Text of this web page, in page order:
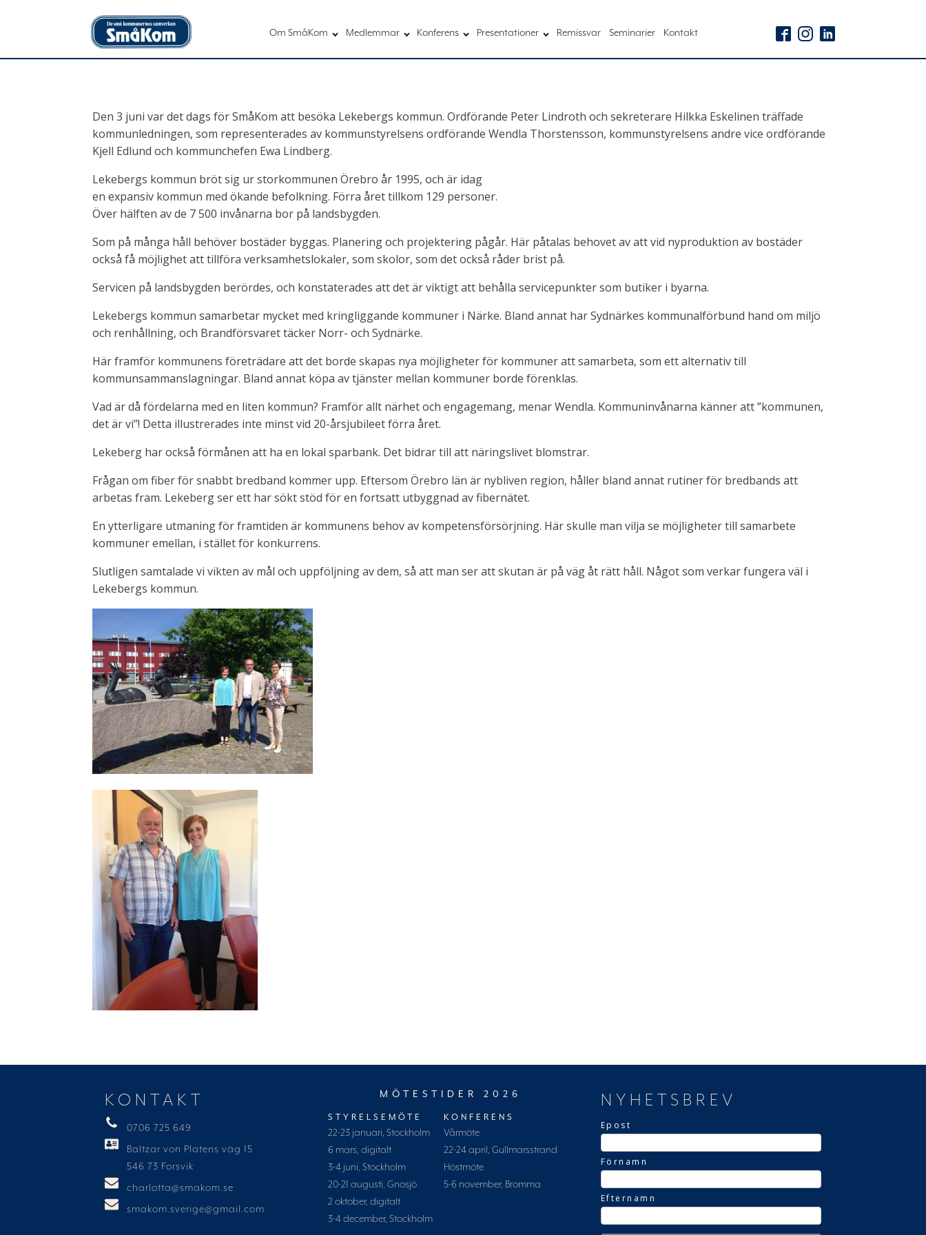
Om SmåKom Medlemmar Konferens Presentationer Remissvar Seminarier Kontakt
Den 3 juni var det dags för SmåKom att besöka Lekebergs kommun. Ordförande Peter Lindroth och sekreterare Hilkka Eskelinen träffade
kommunledningen, som representerades av kommunstyrelsens ordförande Wendla Thorstensson, kommunstyrelsens andre vice ordförande
Kjell Edlund och kommunchefen Ewa Lindberg.
Lekebergs kommun bröt sig ur storkommunen Örebro år 1995, och är idag
en expansiv kommun med ökande befolkning. Förra året tillkom 129 personer.
Över hälften av de 7 500 invånarna bor på landsbygden.
Som på många håll behöver bostäder byggas. Planering och projektering pågår. Här påtalas behovet av att vid nyproduktion av bostäder
också få möjlighet att tillföra verksamhetslokaler, som skolor, som det också råder brist på.
Servicen på landsbygden berördes, och konstaterades att det är viktigt att behålla servicepunkter som butiker i byarna.
Lekebergs kommun samarbetar mycket med kringliggande kommuner i Närke. Bland annat har Sydnärkes kommunalförbund hand om miljö
och renhållning, och Brandförsvaret täcker Norr- och Sydnärke.
Här framför kommunens företrädare att det borde skapas nya möjligheter för kommuner att samarbeta, som ett alternativ till
kommunsammanslagningar. Bland annat köpa av tjänster mellan kommuner borde förenklas.
Vad är då fördelarna med en liten kommun? Framför allt närhet och engagemang, menar Wendla. Kommuninvånarna känner att ”kommunen,
det är vi”! Detta illustrerades inte minst vid 20-årsjubileet förra året.
Lekeberg har också förmånen att ha en lokal sparbank. Det bidrar till att näringslivet blomstrar.
Frågan om fiber för snabbt bredband kommer upp. Eftersom Örebro län är nybliven region, håller bland annat rutiner för bredbands att
arbetas fram. Lekeberg ser ett har sökt stöd för en fortsatt utbyggnad av fibernätet.
En ytterligare utmaning för framtiden är kommunens behov av kompetensförsörjning. Här skulle man vilja se möjligheter till samarbete
kommuner emellan, i stället för konkurrens.
Slutligen samtalade vi vikten av mål och uppföljning av dem, så att man ser att skutan är på väg åt rätt håll. Något som verkar fungera väl i
Lekebergs kommun.
KONTAKT
0706 725 649
Baltzar von Platens väg 15
546 73 Forsvik
charlotta@smakom.se
smakom.sverige@gmail.com
MÖTESTIDER 2026
STYRELSEMÖTE
22-23 januari, Stockholm
6 mars, digitalt
3-4 juni, Stockholm
20-21 augusti, Gnosjö
2 oktober, digitalt
3-4 december, Stockholm
KONFERENS
Vårmöte
22-24 april, Gullmarsstrand
Höstmöte
5-6 november, Bromma
NYHETSBREV
Epost
Förnamn
Efternamn